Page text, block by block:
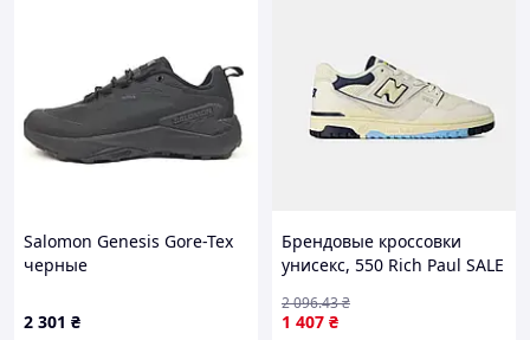
Salomon Genesis Gore-Tex
черные
2 301 ₴
Брендовые кроссовки
унисекс, 550 Rich Paul SALE
1 407 ₴
2 096.43₴